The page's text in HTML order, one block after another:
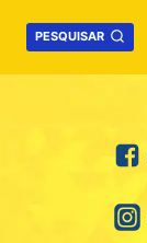
PESQUISAR